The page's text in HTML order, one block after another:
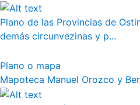
Plano de las Provincias de
demás circunvezinas y p...
Plano o mapa
Mapoteca Manuel Orozco y